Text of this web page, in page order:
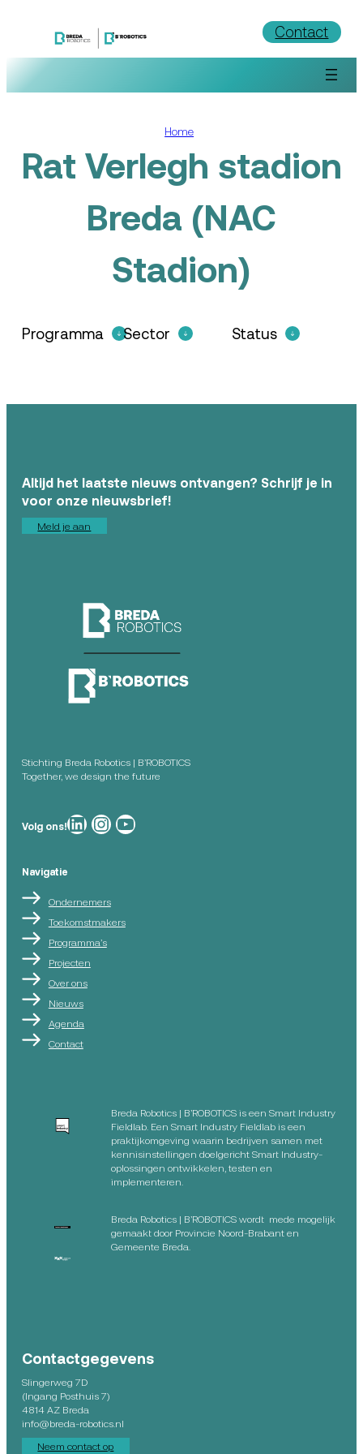
Contact
Home
Rat Verlegh stadion
Breda (NAC
Stadion)
Programma Sector Status
Altijd het laatste nieuws ontvangen? Schrijf je in
voor onze nieuwsbrief!
Meld je aan
Stichting Breda Robotics | B’ROBOTICS
Together, we design the future
Volg ons!Breda Robotics op Breda Robotics op Instagram
Breda Robotics op
Navigatie
Ondernemers
Toekomstmakers
Programma’s
Projecten
Over ons
Nieuws
Agenda
Contact
Breda Robotics | B’ROBOTICS is een Smart Industry
Fieldlab. Een Smart Industry Fieldlab is een
praktijkomgeving waarin bedrijven samen met
kennisinstellingen doelgericht Smart Industry-
oplossingen ontwikkelen, testen en
implementeren.
Breda Robotics | B’ROBOTICS wordt mede mogelijk
gemaakt door Provincie Noord-Brabant en
Gemeente Breda.
Contactgegevens
Slingerweg 7D
(Ingang Posthuis 7)
4814 AZ Breda
info@breda-robotics.nl
Neem contact op